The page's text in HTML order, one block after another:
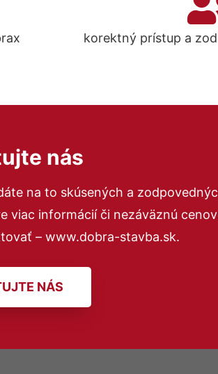
korektný prístup a
nás
na to skúsených a
viac informácií či nezáväznú
– www.dobra-stavba.sk.
NÁS